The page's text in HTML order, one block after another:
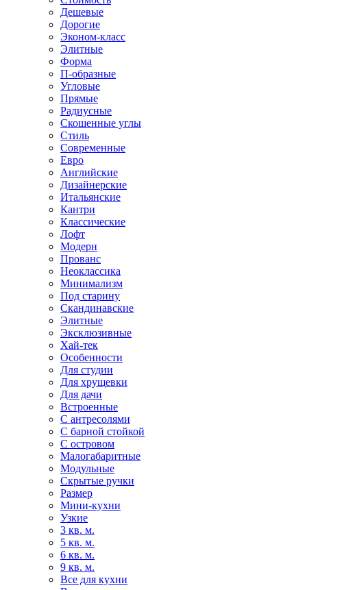
Дешевые
Дорогие
Эконом-класс
Элитные
Форма
П-образные
Угловые
Прямые
Радиусные
Скошенные углы
Стиль
Современные
Евро
Английские
Дизайнерские
Итальянские
Кантри
Классические
Лофт
Модерн
Прованс
Неоклассика
Минимализм
Под старину
Скандинавские
Элитные
Эксклюзивные
Хай-тек
Особенности
Для студии
Для хрущевки
Для дачи
Встроенные
С антресолями
С барной стойкой
С островом
Малогабаритные
Модульные
Скрытые ручки
Размер
Мини-кухни
Узкие
3 кв. м.
5 кв. м.
6 кв. м.
9 кв. м.
Все для кухни